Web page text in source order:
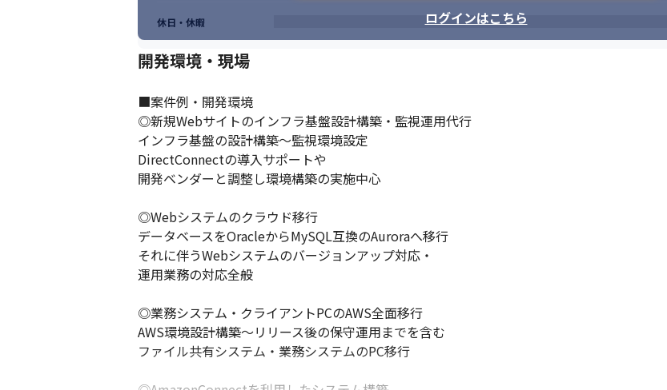
ログインはこちら
休日・休暇
開発環境・現場
■案件例・開発環境
◎新規Webサイトのインフラ基盤設計構築・監視運用代行
インフラ基盤の設計構築～監視環境設定
DirectConnectの導入サポートや
開発ベンダーと調整し環境構築の実施中心
◎Webシステムのクラウド移行
データベースをOracleからMySQL互換のAuroraへ移行
それに伴うWebシステムのバージョンアップ対応・
運用業務の対応全般
◎業務システム・クライアントPCのAWS全面移行
AWS環境設計構築～リリース後の保守運用までを含む
ファイル共有システム・業務システムのPC移行